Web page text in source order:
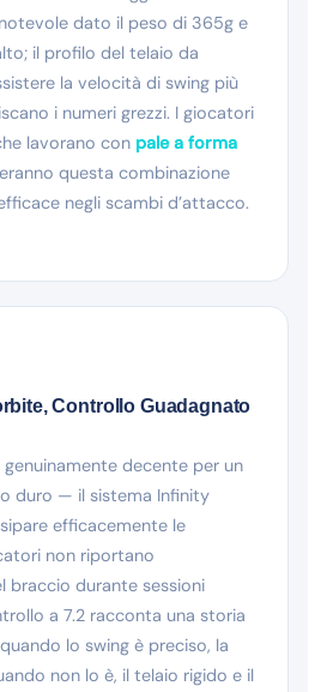
dato il peso di 365g e
il profilo del telaio da
la velocità di swing più
i numeri grezzi. I giocatori
lavorano con pale a forma
questa combinazione
negli scambi d’attacco.
Controllo Guadagnato
decente per un
duro — il sistema Infinity
efficacemente le
non riportano
braccio durante sessioni
a 7.2 racconta una storia
lo swing è preciso, la
non lo è, il telaio rigido e il